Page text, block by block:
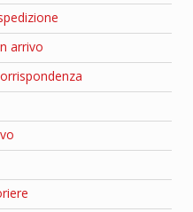
arrivo